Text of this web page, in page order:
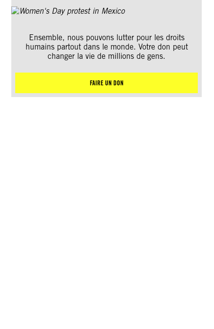
Ensemble, nous pouvons lutter pour les droits
humains partout dans le monde. Votre don peut
changer la vie de millions de gens.
FAIRE UN DON